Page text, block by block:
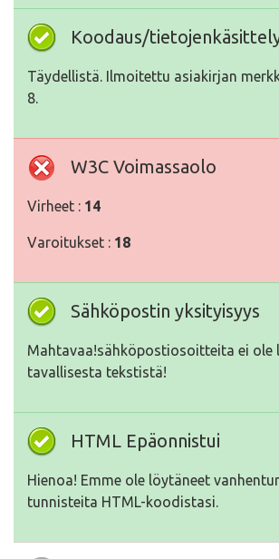
Koodaus/
Täydellistä. Ilmoitettu asiakirjan
8.
W3C Voimassaolo
Virheet : 14
Varoitukset : 18
Sähköpostin yksityisyys
Mahtavaa!sähköpostiosoitteita ei ole
tavallisesta tekstistä!
HTML Epäonnistui
Hienoa! Emme ole löytäneet
tunnisteita HTML-koodistasi.